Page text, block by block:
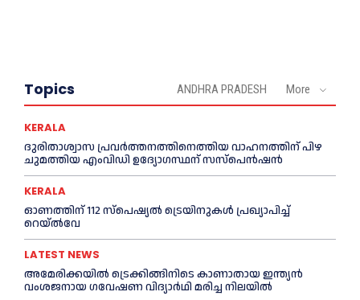
Topics ANDHRA PRADESH More
KERALA
ദുരിതാശ്വാസ പ്രവര്‍ത്തനത്തിനെത്തിയ വാഹനത്തിന് പിഴ
ചുമത്തിയ എംവിഡി ഉദ്യോഗസ്ഥന് സസ്പെൻഷൻ
KERALA
ഓണത്തിന് 112 സ്പെഷ്യല്‍ ട്രെയിനുകള്‍ പ്രഖ്യാപിച്ച്‌
റെയ്ല്‍വേ
LATEST NEWS
അമേരിക്കയില്‍ ട്രെക്കിങ്ങിനിടെ കാണാതായ ഇന്ത്യൻ
വംശജനായ ഗവേഷണ വിദ്യാര്‍ഥി മരിച്ച നിലയില്‍